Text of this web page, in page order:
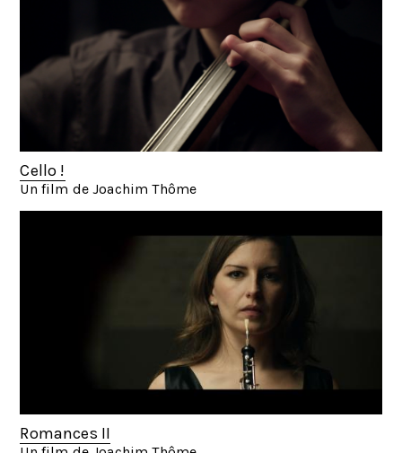
Cello !
Un film de Joachim Thôme
Romances II